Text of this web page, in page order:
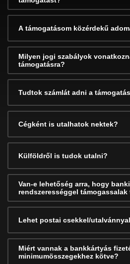
A támogatásom közérdekű
Milyen jogi szabályok
támogatásra?
Tudtok számlát adni a
Cégként is utalhatok nektek?
Külföldről is tudok utalni?
Van-e lehetőség arra, hogy
rendszerességgel támogassalak
Lehet postai csekkel/
Miért vannak a bankkártyás
minimumösszegekhez kötve?